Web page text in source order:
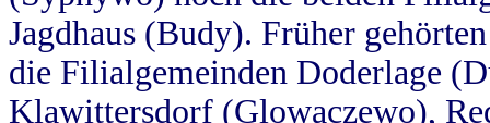
Jagdhaus (Budy). Früher
die Filialgemeinden Doderlage
Klawittersdorf (Glowaczewo),